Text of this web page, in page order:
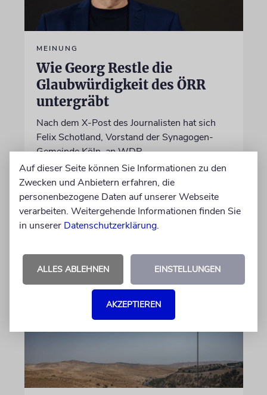
MEINUNG
Wie Georg Restle die
Glaubwürdigkeit des ÖRR
untergräbt
Nach dem X-Post des Journalisten hat sich
Felix Schotland, Vorstand der Synagogen-
Gemeinde Köln, an WDR-
Programmdirektorin Andrea Schafarczyk
gewandt. Wir dokumentieren das Schreiben
im Wortlaut
von Felix Schotland
Auf dieser Seite können Sie Informationen zu den
Zwecken und Anbietern erfahren, die
personenbezogene Daten auf unserer Webseite
verarbeiten. Weitergehende Informationen finden Sie
in unserer Datenschutzerklärung.
ALLES ABLEHNEN EINSTELLUNGEN
AKZEPTIEREN